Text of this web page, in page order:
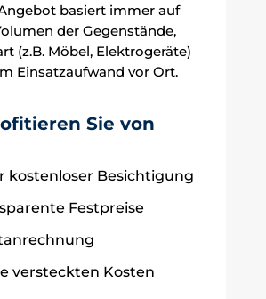
basiert immer auf
der Gegenstände,
(z.B. Möbel, Elektrogeräte)
Einsatzaufwand vor Ort.
Sie von
kostenloser Besichtigung
Festpreise
versteckten Kosten